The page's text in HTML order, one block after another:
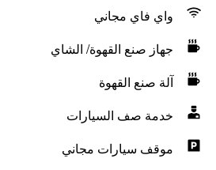
واي فاي مجاني
جهاز صنع القهوة/ الشاي
آلة صنع القهوة
خدمة صف السيارات
موقف سيارات مجاني